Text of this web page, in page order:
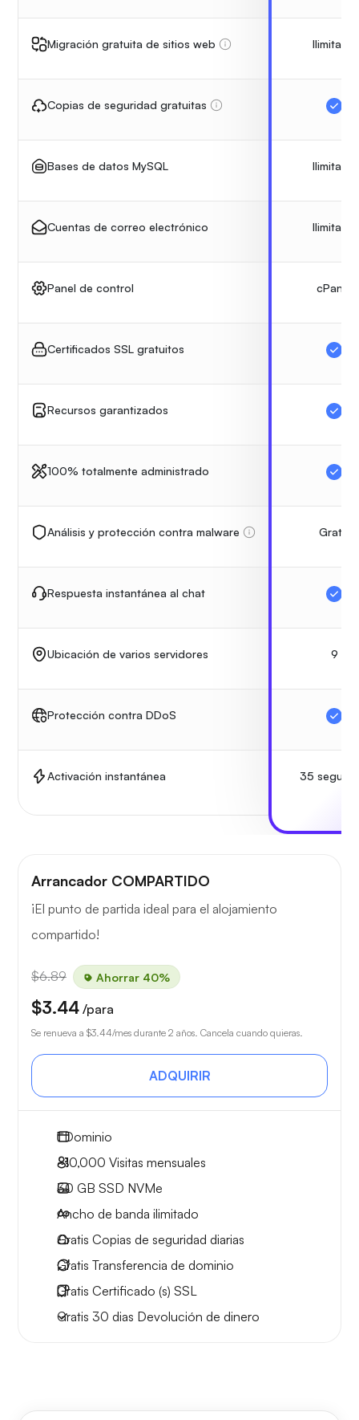
Migración gratuita de sitios web
Copias de seguridad gratuitas
Bases de datos MySQL
Cuentas de correo electrónico
Panel de control
Certificados SSL gratuitos
Recursos garantizados
100% totalmente administrado
Análisis y protección contra malware
Respuesta instantánea al chat
Ubicación de varios servidores
Protección contra DDoS
Activación instantánea
Ilimitado
Ilimitado
Ilimitado
cPanel
Gratis
9
35
Arrancador COMPARTIDO
¡El punto de partida ideal para el alojamiento
compartido!
$6.89 Ahorrar 40%
$3.44 /para
Se renueva a $3.44/mes durante 2 años. Cancela cuando quieras.
ADQUIRIR
1Dominio
~10,000 Visitas mensuales
30 GB SSD NVMe
Ancho de banda ilimitado
Gratis Copias de seguridad diarias
Gratis Transferencia de dominio
Gratis Certificado (s) SSL
Gratis 30 dias Devolución de dinero